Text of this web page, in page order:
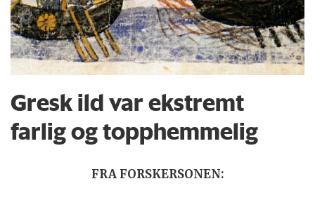
Gresk ild var ekstremt
farlig og topphemmelig
FRA FORSKERSONEN: